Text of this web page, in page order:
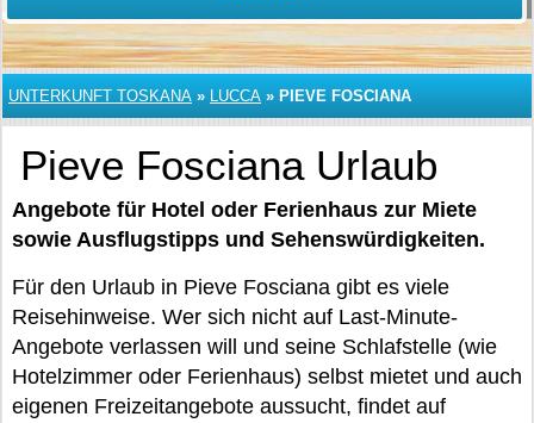
UNTERKUNFT TOSKANA » LUCCA » PIEVE FOSCIANA
Pieve Fosciana Urlaub
Angebote für Hotel oder Ferienhaus zur Miete
sowie Ausflugstipps und Sehenswürdigkeiten.
Für den Urlaub in Pieve Fosciana gibt es viele
Reisehinweise. Wer sich nicht auf Last-Minute-
Angebote verlassen will und seine Schlafstelle (wie
Hotelzimmer oder Ferienhaus) selbst mietet und auch
eigenen Freizeitangebote aussucht, findet auf